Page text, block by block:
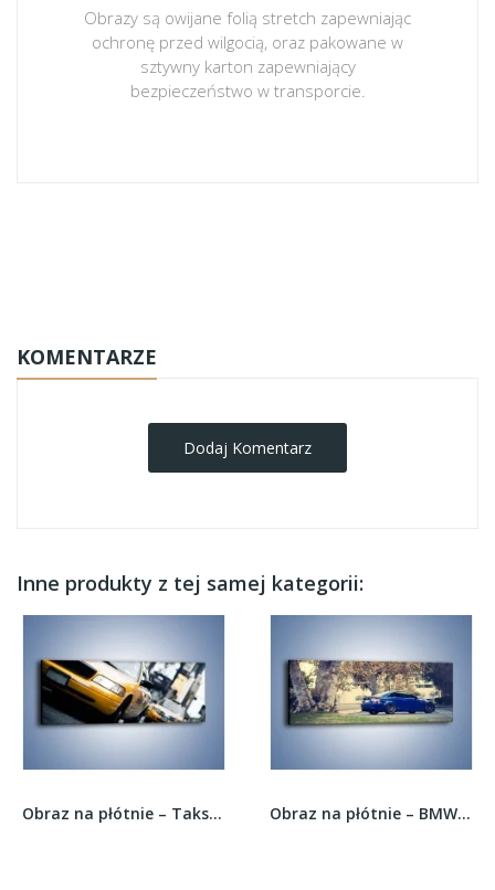
Obrazy są owijane folią stretch zapewniając
ochronę przed wilgocią, oraz pakowane w
sztywny karton zapewniający
bezpieczeństwo w transporcie.
KOMENTARZE
Dodaj Komentarz
Inne produkty z tej samej kategorii:
Obraz na płótnie – Taksówki w Nowym Jorku –... Obraz na płótnie – BMW M3 Coupe E92 –...